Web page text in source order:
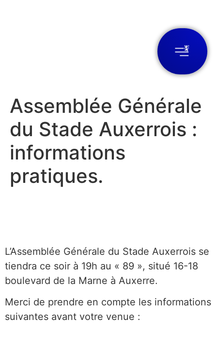
Assemblée Générale
du Stade Auxerrois :
informations
pratiques.
L’Assemblée Générale du Stade Auxerrois se
tiendra ce soir à 19h au « 89 », situé 16-18
boulevard de la Marne à Auxerre.
Merci de prendre en compte les informations
suivantes avant votre venue :